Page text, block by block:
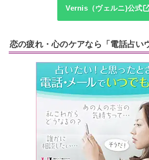
Vernis（ヴェルニ)公式
恋の疲れ・心のケアなら「電話占い